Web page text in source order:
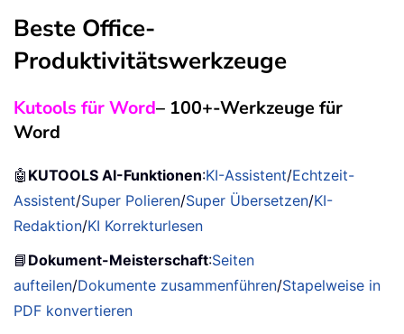
Beste Office-
Produktivitätswerkzeuge
Kutools für Word– 100+-Werkzeuge für
Word
🤖 KUTOOLS AI-Funktionen:KI-Assistent/Echtzeit-
Assistent/Super Polieren/Super Übersetzen/KI-
Redaktion/KI Korrekturlesen
📘 Dokument-Meisterschaft:Seiten
aufteilen/Dokumente zusammenführen/Stapelweise in
PDF konvertieren